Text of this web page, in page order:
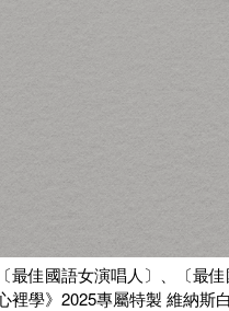
最佳國語女演唱人〕、〔最
裡學》2025專屬特製 維納斯